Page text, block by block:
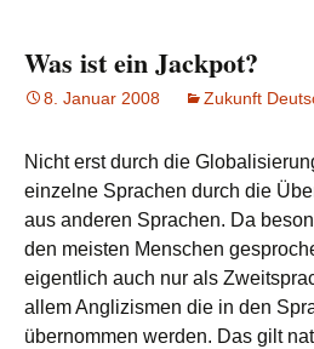
Was ist ein Jackpot?
8. Januar 2008 Zukunft
Nicht erst durch die
einzelne Sprachen durch die
aus anderen Sprachen. Da
den meisten Menschen
eigentlich auch nur als
allem Anglizismen die in den
übernommen werden. Das gilt